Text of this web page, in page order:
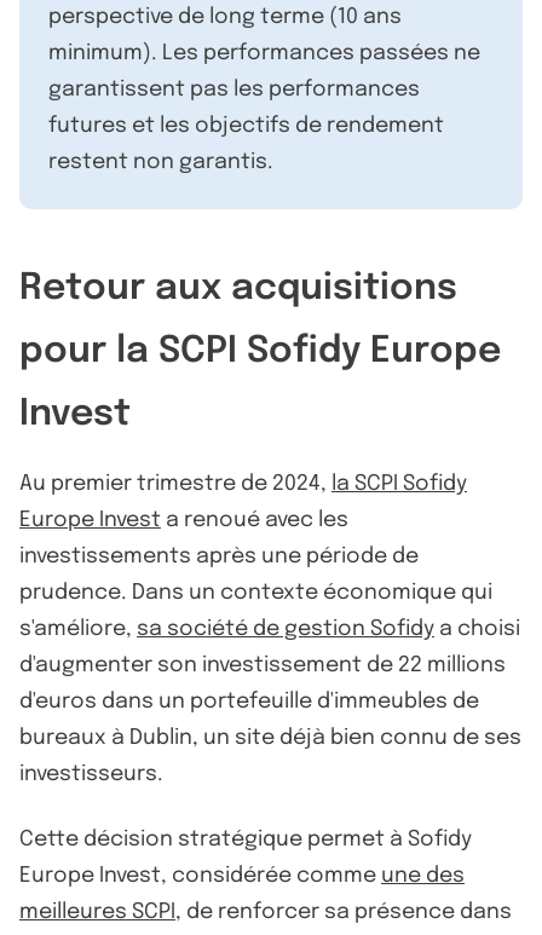
perspective de long terme (10 ans
minimum). Les performances passées ne
garantissent pas les performances
futures et les objectifs de rendement
restent non garantis.
Retour aux acquisitions
pour la SCPI Sofidy Europe
Invest
Au premier trimestre de 2024, la SCPI Sofidy
Europe Invest a renoué avec les
investissements après une période de
prudence. Dans un contexte économique qui
s'améliore, sa société de gestion Sofidy a choisi
d'augmenter son investissement de 22 millions
d'euros dans un portefeuille d'immeubles de
bureaux à Dublin, un site déjà bien connu de ses
investisseurs.
Cette décision stratégique permet à Sofidy
Europe Invest, considérée comme une des
meilleures SCPI , de renforcer sa présence dans